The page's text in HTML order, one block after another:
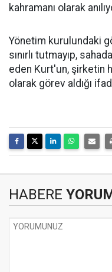
kahramanı olarak
Yönetim kurulundaki
sınırlı tutmayıp,
eden Kurt'un, şirketin
olarak görev aldığı
HABERE